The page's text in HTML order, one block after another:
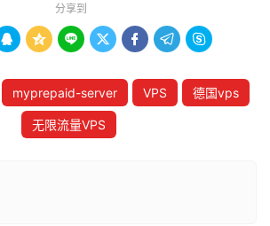
分享到
      
myprepaid-server VPS 德国vps
无限流量VPS